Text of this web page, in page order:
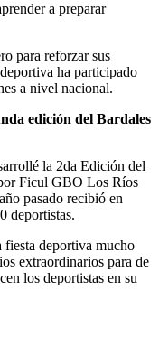
a preparar
para reforzar sus
ha participado
a nivel nacional.
edición del Bardales
la 2da Edición del
Ficul GBO Los Ríos
pasado recibió en
deportistas.
fiesta deportiva mucho
extraordinarios para de
los deportistas en su